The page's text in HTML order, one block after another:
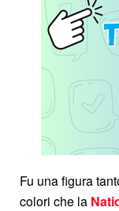
Fu una figura
colori che la